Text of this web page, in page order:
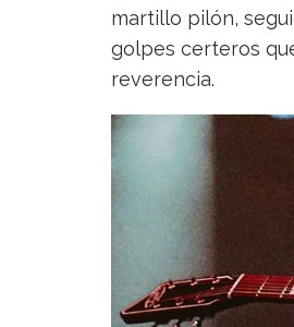
martillo pilón,
golpes certeros
reverencia.